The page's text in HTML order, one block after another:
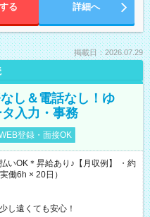
る 詳細へ
掲載日：2026.07.29
し＆電話なし！ゆ
入力・事務
登録・面接OK
いOK＊昇給あり♪【月収例】 ・約
働6h × 20日）
遠くても安心！